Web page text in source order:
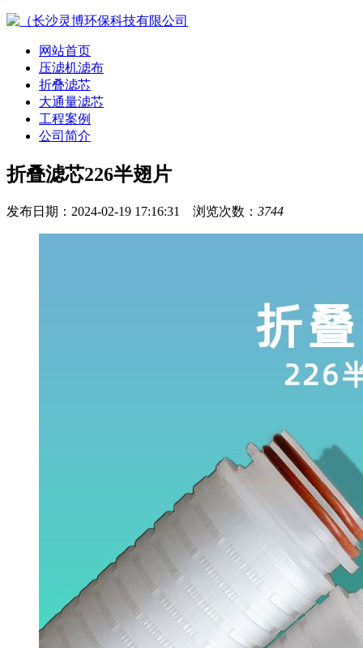
网站首页
压滤机滤布
折叠滤芯
大通量滤芯
工程案例
公司简介
折叠滤芯226半翅片
发布日期：2024-02-19 17:16:31 浏览次数： 3744